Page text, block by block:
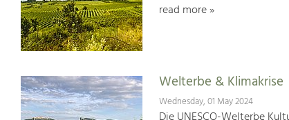
read more »
Welterbe & Klimakrise
Wednesday, 01 May 2024